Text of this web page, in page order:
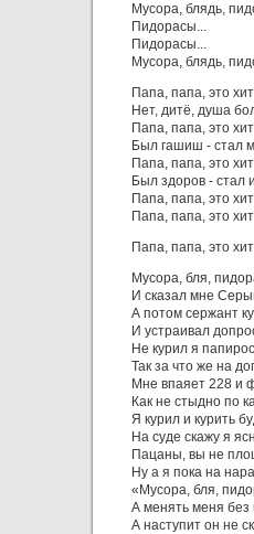
Мусора, блядь,
Пидорасы...
Пидорасы...
Мусора, блядь,
Папа, папа, это
Нет, дитё, душа
Папа, папа, это
Был гашиш - стал
Папа, папа, это
Был здоров - стал
Папа, папа, это
Папа, папа, это
Папа, папа, это
Мусора, бля,
И сказал мне
А потом сержант
И устраивал
Не курил я
Так за что же на
Мне впаяет 228 и
Как не стыдно по
Я курил и курить
На суде скажу я
Пацаны, вы не
Ну а я пока на
«Мусора, бля,
А менять меня
А наступит он не